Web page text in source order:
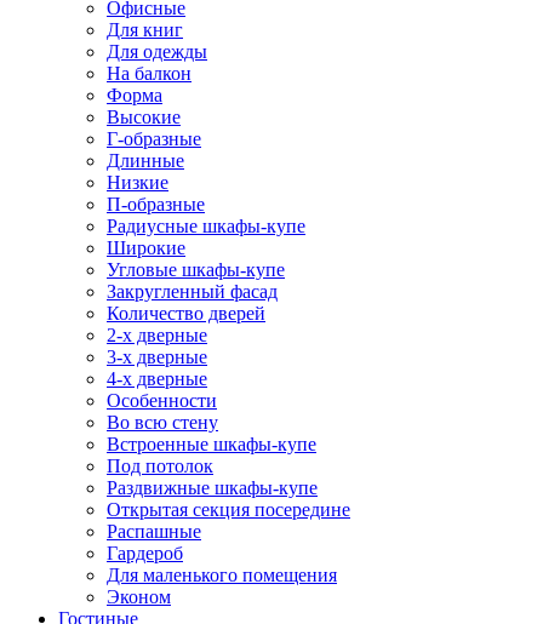
Офисные
Для книг
Для одежды
На балкон
Форма
Высокие
Г-образные
Длинные
Низкие
П-образные
Радиусные шкафы-купе
Широкие
Угловые шкафы-купе
Закругленный фасад
Количество дверей
2-х дверные
3-х дверные
4-х дверные
Особенности
Во всю стену
Встроенные шкафы-купе
Под потолок
Раздвижные шкафы-купе
Открытая секция посередине
Распашные
Гардероб
Для маленького помещения
Эконом
Гостиные